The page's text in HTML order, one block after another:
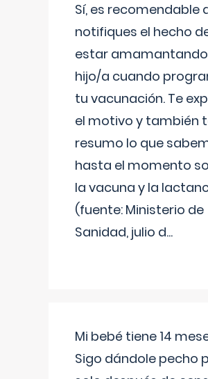
Sí, es recomendable
notifiques el hecho
estar
hijo/a cuando
tu vacunación. Te
el motivo y también
resumo lo que
hasta el momento
la vacuna y la
(fuente: Ministerio de
Sanidad, julio d...
Mi bebé tiene 14
Sigo dándole pecho